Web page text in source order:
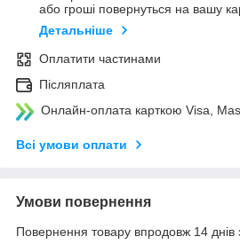
або гроші повернуться на вашу
Детальніше
Оплатити частинами
Післяплата
Онлайн-оплата карткою Visa,
Всі умови оплати
Умови повернення
Повернення товару впродовж 14 днів